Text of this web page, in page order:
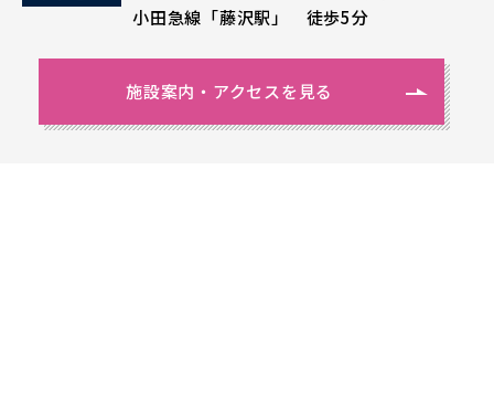
小田急線「藤沢駅」 徒歩5分
施設案内・アクセスを見る